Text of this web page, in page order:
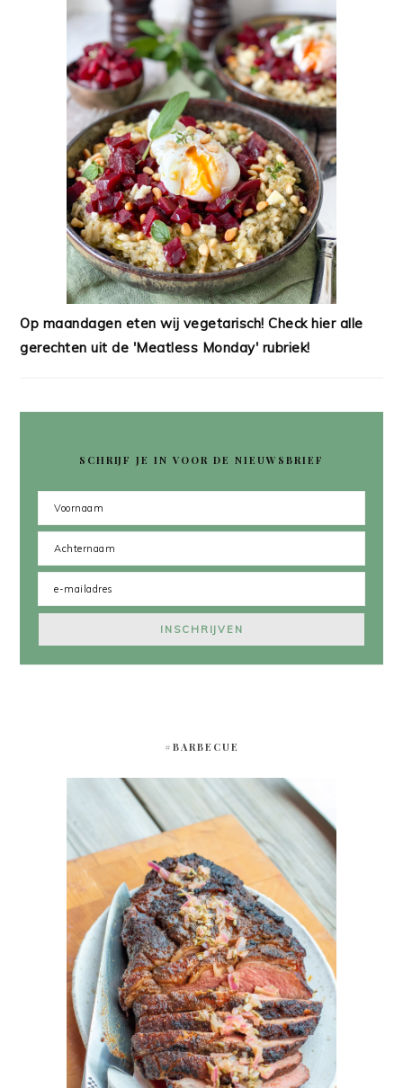
Op maandagen eten wij vegetarisch! Check hier alle
gerechten uit de 'Meatless Monday' rubriek!
SCHRIJF JE IN VOOR DE NIEUWSBRIEF
#BARBECUE